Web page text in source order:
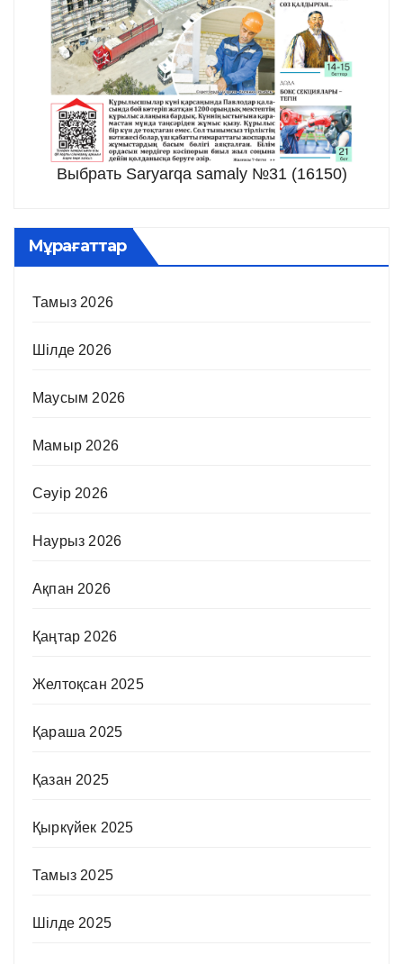
Выбрать Saryarqa samaly №31 (16150)
Мұрағаттар
Тамыз 2026
Шілде 2026
Маусым 2026
Мамыр 2026
Сәуір 2026
Наурыз 2026
Ақпан 2026
Қаңтар 2026
Желтоқсан 2025
Қараша 2025
Қазан 2025
Қыркүйек 2025
Тамыз 2025
Шілде 2025